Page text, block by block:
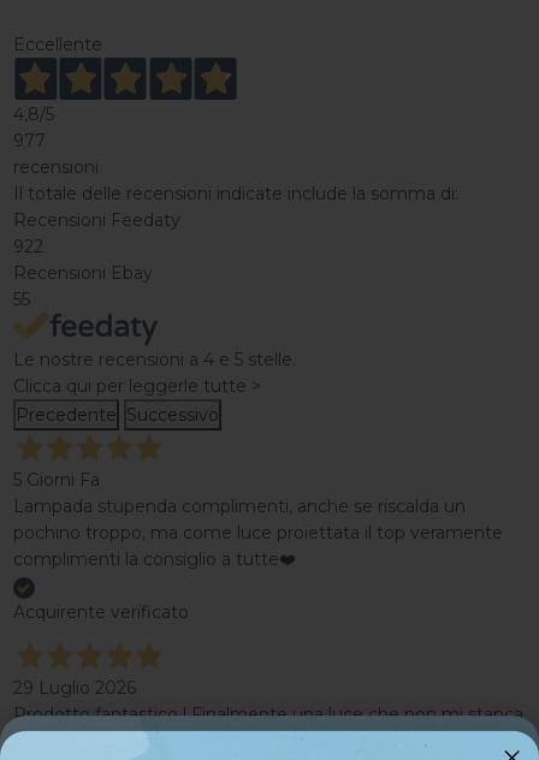
Eccellente
4,8/5
977
recensioni
Il totale delle recensioni indicate include la somma di:
Recensioni Feedaty
922
Recensioni Ebay
55
Le nostre recensioni a 4 e 5 stelle.
Clicca qui per leggerle tutte >
Precedente Successivo
5 Giorni Fa
Lampada stupenda complimenti, anche se riscalda un
pochino troppo, ma come luce proiettata il top veramente
complimenti la consiglio a tutte❤️
Acquirente verificato
29 Luglio 2026
Prodotto fantastico ! Finalmente una luce che non mi stanca
gli occhi ! Consiglio assolutamente l acquisto!